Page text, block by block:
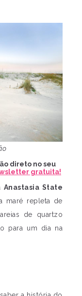
direto no seu
gratuita!
Anastasia State
maré repleta de
de quartzo
para um dia na